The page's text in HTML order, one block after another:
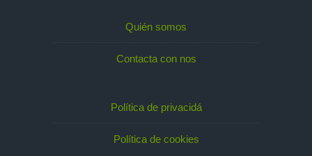
Quién somos
Contacta con nos
Política de privacidá
Política de cookies